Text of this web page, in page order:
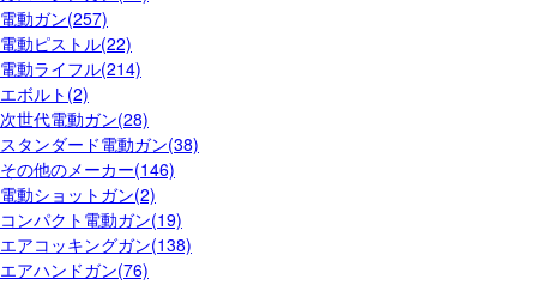
電動ガン(257)
電動ピストル(22)
電動ライフル(214)
エボルト(2)
次世代電動ガン(28)
スタンダード電動ガン(38)
その他のメーカー(146)
電動ショットガン(2)
コンパクト電動ガン(19)
エアコッキングガン(138)
エアハンドガン(76)